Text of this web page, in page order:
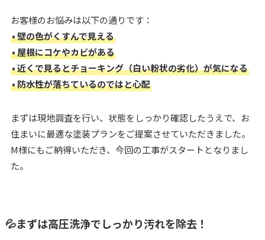
お客様のお悩みは以下の通りです：
• 壁の色がくすんで見える
• 屋根にコケやカビがある
• 近くで見るとチョーキング（白い粉状の劣化）が気になる
• 防水性が落ちているのではと心配
まずは現地調査を行い、状態をしっかり確認したうえで、お
住まいに最適な塗装プランをご提案させていただきました。
M様にもご納得いただき、今回の工事がスタートとなりまし
た。
💦まずは高圧洗浄でしっかり汚れを除去！